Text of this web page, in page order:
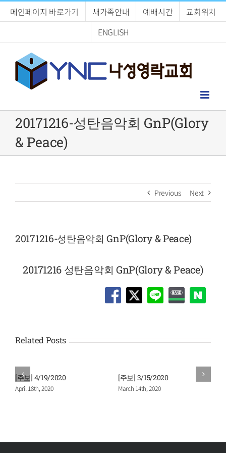
메인페이지 바로가기 새가족안내 예배시간
교회위치
ENGLISH
20171216-성탄음악회 GnP(Glory
& Peace)
Previous Next
20171216-성탄음악회 GnP(Glory & Peace)
20171216 성탄음악회 GnP(Glory & Peace)
Related Posts
[주보] 4/19/2020
April 18th, 2020
[주보] 3/15/2020
March 14th, 2020